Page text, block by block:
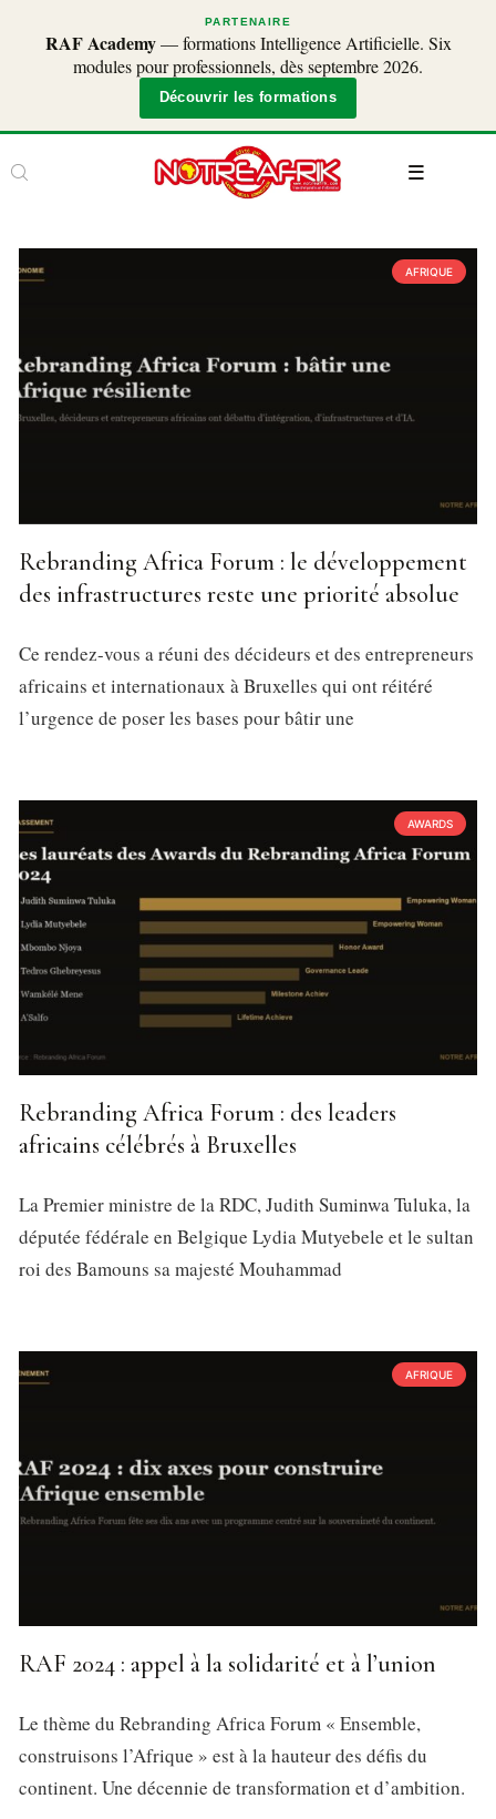
PARTENAIRE
RAF Academy— formations Intelligence Artificielle. Six
modules pour professionnels, dès septembre 2026.
Découvrir les formations
AFRIQUE
Rebranding Africa Forum : le développement
des infrastructures reste une priorité absolue
Ce rendez-vous a réuni des décideurs et des entrepreneurs
africains et internationaux à Bruxelles qui ont réitéré
l’urgence de poser les bases pour bâtir une
AWARDS
Rebranding Africa Forum : des leaders
africains célébrés à Bruxelles
La Premier ministre de la RDC, Judith Suminwa Tuluka, la
députée fédérale en Belgique Lydia Mutyebele et le sultan
roi des Bamouns sa majesté Mouhammad
AFRIQUE
RAF 2024 : appel à la solidarité et à l’union
Le thème du Rebranding Africa Forum « Ensemble,
construisons l’Afrique » est à la hauteur des défis du
continent. Une décennie de transformation et d’ambition.